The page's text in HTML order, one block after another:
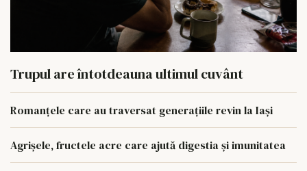
Trupul are întotdeauna ultimul cuvânt
Romanțele care au traversat generațiile revin la Iași
Agrișele, fructele acre care ajută digestia și imunitatea